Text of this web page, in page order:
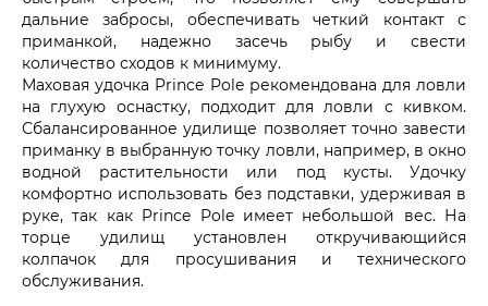
дальние забросы, обеспечивать четкий контакт с
приманкой, надежно засечь рыбу и свести
количество сходов к минимуму.
Маховая удочка Prince Pole рекомендована для ловли
на глухую оснастку, подходит для ловли с кивком.
Сбалансированное удилище позволяет точно завести
приманку в выбранную точку ловли, например, в окно
водной растительности или под кусты. Удочку
комфортно использовать без подставки, удерживая в
руке, так как Prince Pole имеет небольшой вес. На
торце удилищ установлен откручивающийся
колпачок для просушивания и технического
обслуживания.